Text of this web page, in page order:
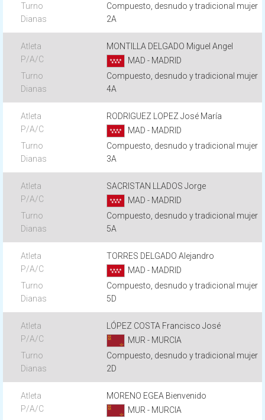
Compuesto, desnudo y tradicional mujer
2A
MONTILLA DELGADO Miguel Angel
MAD - MADRID
Compuesto, desnudo y tradicional mujer
4A
RODRIGUEZ LOPEZ José María
MAD - MADRID
Compuesto, desnudo y tradicional mujer
3A
SACRISTAN LLADOS Jorge
MAD - MADRID
Compuesto, desnudo y tradicional mujer
5A
TORRES DELGADO Alejandro
MAD - MADRID
Compuesto, desnudo y tradicional mujer
5D
LÓPEZ COSTA Francisco José
MUR - MURCIA
Compuesto, desnudo y tradicional mujer
2D
MORENO EGEA Bienvenido
MUR - MURCIA